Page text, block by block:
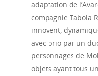
adaptation de
compagnie Tabola
innovent,
avec brio par un
personnages de
objets ayant tous